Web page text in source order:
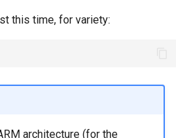
this time, for variety:
architecture (for the